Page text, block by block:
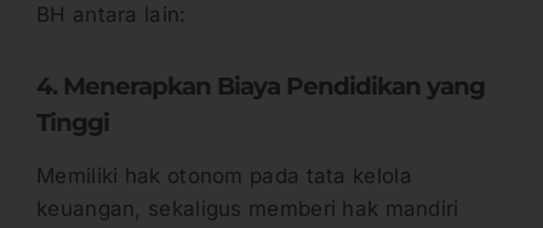
BH antara lain:
4. Menerapkan Biaya Pendidikan yang
Tinggi
Memiliki hak otonom pada tata kelola
keuangan, sekaligus memberi hak mandiri